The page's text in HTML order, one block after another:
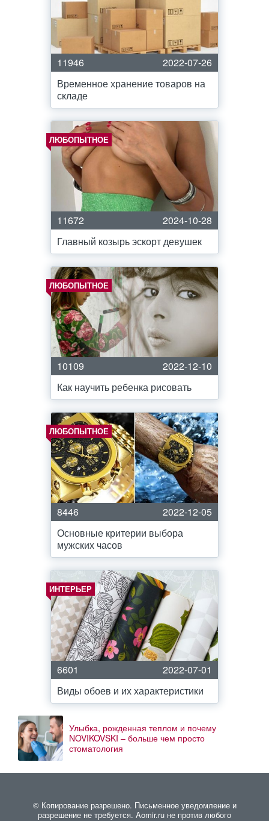
11946
2022-07-26
Временное хранение товаров на
складе
ЛЮБОПЫТНОЕ
11672
2024-10-28
Главный козырь эскорт девушек
ЛЮБОПЫТНОЕ
10109
2022-12-10
Как научить ребенка рисовать
ЛЮБОПЫТНОЕ
8446
2022-12-05
Основные критерии выбора
мужских часов
ИНТЕРЬЕР
6601
2022-07-01
Виды обоев и их характеристики
Улыбка, рожденная теплом и почему
NOVIKOVSKI – больше чем просто
стоматология
© Копирование разрешено. Письменное уведомление и
разрешение не требуется. Aomir.ru не против любого